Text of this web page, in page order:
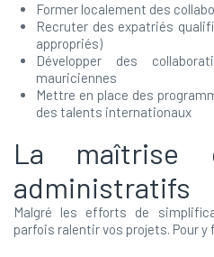
Former localement des
Recruter des expatriés
appropriés)
Développer des
mauriciennes
Mettre en place des
des talents internationaux
La maîtrise
administratifs
Malgré les efforts de
parfois ralentir vos projets. Pour y